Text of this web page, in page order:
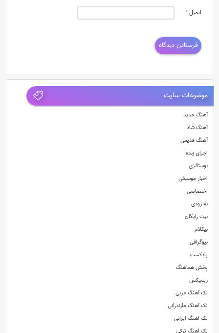
ایمیل*
موضوعات سایت
آهنگ جدید
آهنگ شاد
آهنگ قدیمی
اجرای زنده
نوستالژی
اخبار موسیقی
اختصاصی
به زودی
بیت رایگان
بیکلام
بیوگرافی
پادکست
پخش هماهنگ
ریمیکس
تک آهنگ عربی
تک آهنگ مازندرانی
تک اهنگ ایرانی
تک اهنگ ترکی